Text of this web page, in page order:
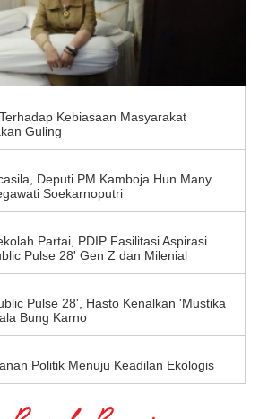
Kebiasaan Masyarakat
Guling
Deputi PM Kamboja Hun Many
Soekarnoputri
Partai, PDIP Fasilitasi Aspirasi
Pulse 28' Gen Z dan Milenial
Pulse 28', Hasto Kenalkan 'Mustika
Bung Karno
Politik Menuju Keadilan Ekologis